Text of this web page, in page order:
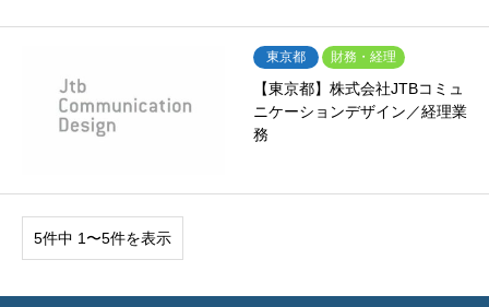
東京都 財務・経理
【東京都】株式会社JTBコミュ
ニケーションデザイン／経理業
務
5件中 1〜5件を表示